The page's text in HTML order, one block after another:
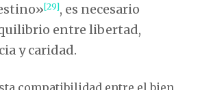
[29], es necesario
entre libertad,
y caridad.
compatibilidad entre el bien